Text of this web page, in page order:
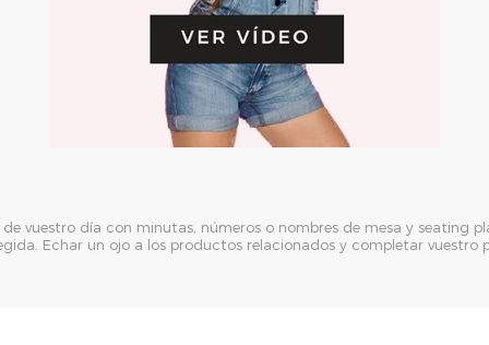
vuestro día con minutas, números o nombres de mesa y seating
Echar un ojo a los productos relacionados y completar vuestro